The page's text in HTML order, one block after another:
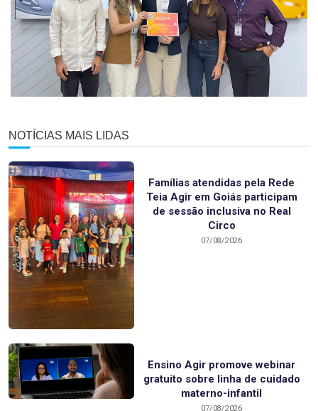
NOTÍCIAS MAIS LIDAS
Famílias atendidas pela Rede
Teia Agir em Goiás participam
de sessão inclusiva no Real
Circo
07/08/2026
Ensino Agir promove webinar
gratuito sobre linha de cuidado
materno-infantil
07/08/2026